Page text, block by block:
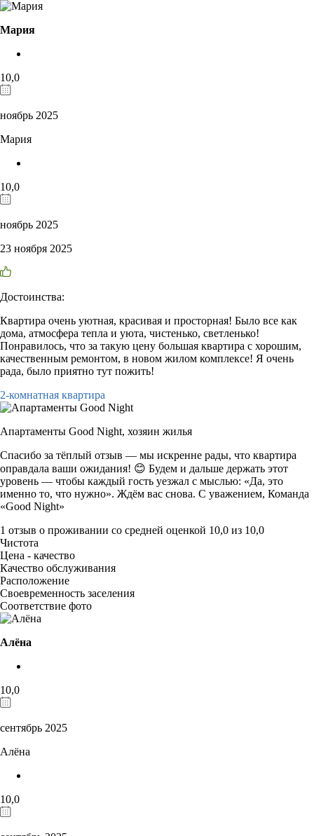
Мария
10,0
ноябрь 2025
Мария
10,0
ноябрь 2025
23 ноября 2025
Достоинства:
Квартира очень уютная, красивая и просторная! Было все как
дома, атмосфера тепла и уюта, чистенько, светленько!
Понравилось, что за такую цену большая квартира с хорошим,
качественным ремонтом, в новом жилом комплексе! Я очень
рада, было приятно тут пожить!
2-комнатная квартира
Апартаменты Good Night, хозяин жилья
Спасибо за тёплый отзыв — мы искренне рады, что квартира
оправдала ваши ожидания! 😊 Будем и дальше держать этот
уровень — чтобы каждый гость уезжал с мыслью: «Да, это
именно то, что нужно». Ждём вас снова. С уважением, Команда
«Good Night»
1 отзыв о проживании со средней оценкой 10,0 из 10,0
Чистота
Цена - качество
Качество обслуживания
Расположение
Своевременность заселения
Соответствие фото
Алёна
10,0
сентябрь 2025
Алёна
10,0